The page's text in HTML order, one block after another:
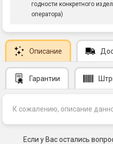
годности конкретного
оператора)
Описание
Гарантии
К сожалению, описание
Если у Вас остались